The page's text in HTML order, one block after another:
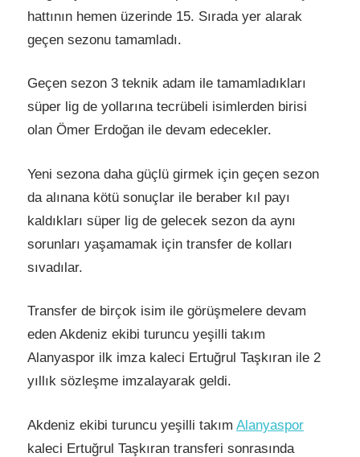
hattının hemen üzerinde 15. Sırada yer alarak
geçen sezonu tamamladı.
Geçen sezon 3 teknik adam ile tamamladıkları
süper lig de yollarına tecrübeli isimlerden birisi
olan Ömer Erdoğan ile devam edecekler.
Yeni sezona daha güçlü girmek için geçen sezon
da alınana kötü sonuçlar ile beraber kıl payı
kaldıkları süper lig de gelecek sezon da aynı
sorunları yaşamamak için transfer de kolları
sıvadılar.
Transfer de birçok isim ile görüşmelere devam
eden Akdeniz ekibi turuncu yeşilli takım
Alanyaspor ilk imza kaleci Ertuğrul Taşkıran ile 2
yıllık sözleşme imzalayarak geldi.
Akdeniz ekibi turuncu yeşilli takım Alanyaspor
kaleci Ertuğrul Taşkıran transferi sonrasında